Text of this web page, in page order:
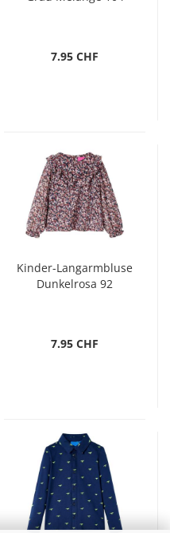
7.95 CHF
Kinder-Langarmbluse
Dunkelrosa 92
7.95 CHF